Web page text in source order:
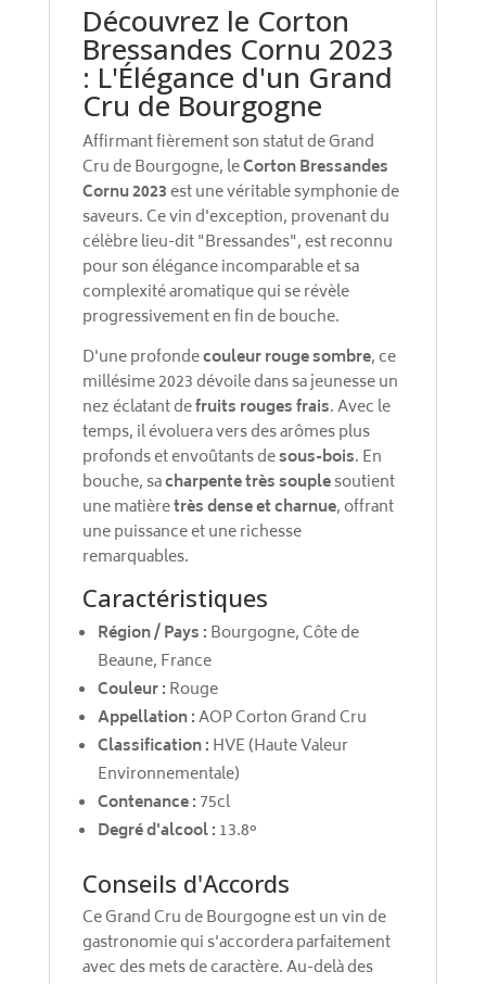
Découvrez le Corton
Bressandes Cornu 2023
: L'Élégance d'un Grand
Cru de Bourgogne
Affirmant fièrement son statut de Grand
Cru de Bourgogne, leCorton Bressandes
Cornu 2023est une véritable symphonie de
saveurs. Ce vin d'exception, provenant du
célèbre lieu-dit "Bressandes", est reconnu
pour son élégance incomparable et sa
complexité aromatique qui se révèle
progressivement en fin de bouche.
D'une profondecouleur rouge sombre, ce
millésime 2023 dévoile dans sa jeunesse un
nez éclatant defruits rouges frais. Avec le
temps, il évoluera vers des arômes plus
profonds et envoûtants desous-bois. En
bouche, sacharpente très souplesoutient
une matièretrès dense et charnue, offrant
une puissance et une richesse
remarquables.
Caractéristiques
Région / Pays : Bourgogne, Côte de
Beaune, France
Couleur : Rouge
Appellation :AOP Corton Grand Cru
Classification : HVE (Haute Valeur
Environnementale)
Contenance : 75cl
Degré d'alcool : 13.8°
Conseils d'Accords
Ce Grand Cru de Bourgogne est un vin de
gastronomie qui s'accordera parfaitement
avec des mets de caractère. Au-delà des